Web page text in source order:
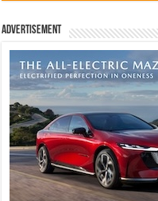
Advertisement